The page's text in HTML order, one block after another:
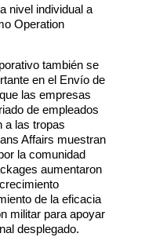
nivel individual a
Operation
también se
en el Envío de
las empresas
de empleados
a las tropas
Affairs muestran
la comunidad
aumentaron
de la eficacia
militar para apoyar
desplegado.